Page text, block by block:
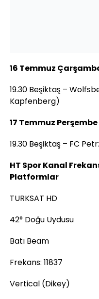
16 Temmuz
19.30 Beşiktaş –
Kapfenberg)
17 Temmuz Perşembe
19.30 Beşiktaş – FC
HT Spor Kanal
Platformlar
TURKSAT HD
42° Doğu Uydusu
Batı Beam
Frekans: 11837
Vertical (Dikey)